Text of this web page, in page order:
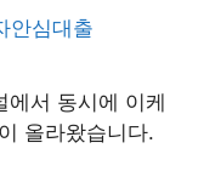
안심대출
에서 동시에 이케
올라왔습니다.